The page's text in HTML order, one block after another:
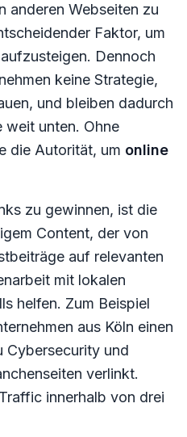
anderen Webseiten zu
Faktor, um
Dennoch
keine Strategie,
und bleiben dadurch
weit unten. Ohne
die Autorität, um online
zu gewinnen, ist die
Content, der von
auf relevanten
mit lokalen
helfen. Zum Beispiel
aus Köln einen
Cybersecurity und
verlinkt.
innerhalb von drei